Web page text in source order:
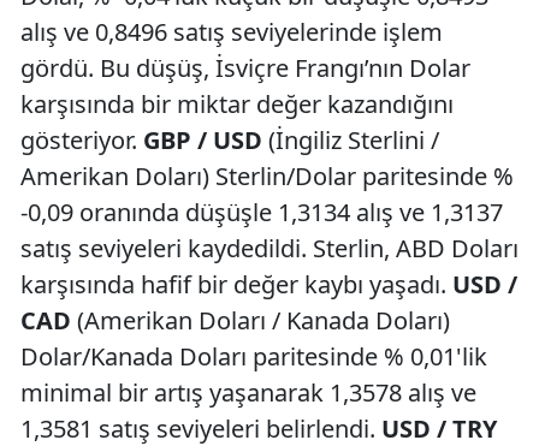
alış ve 0,8496 satış seviyelerinde işlem
gördü. Bu düşüş, İsviçre Frangı’nın Dolar
karşısında bir miktar değer kazandığını
gösteriyor. GBP / USD (İngiliz Sterlini /
Amerikan Doları) Sterlin/Dolar paritesinde %
-0,09 oranında düşüşle 1,3134 alış ve 1,3137
satış seviyeleri kaydedildi. Sterlin, ABD Doları
karşısında hafif bir değer kaybı yaşadı. USD /
CAD (Amerikan Doları / Kanada Doları)
Dolar/Kanada Doları paritesinde % 0,01'lik
minimal bir artış yaşanarak 1,3578 alış ve
1,3581 satış seviyeleri belirlendi. USD / TRY